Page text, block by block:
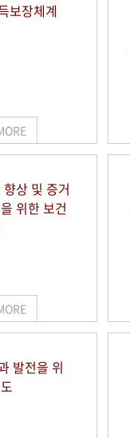
보장체계
상 및 증거
위한 보건
발전을 위